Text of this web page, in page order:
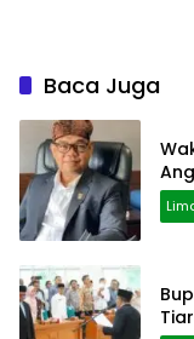
Baca Juga